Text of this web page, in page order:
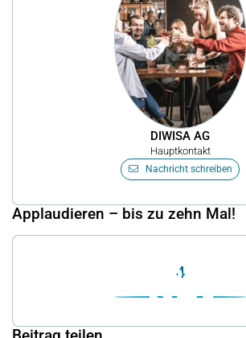
DIWISA AG
Hauptkontakt
Nachricht schreiben
Applaudieren – bis zu zehn Mal!
4